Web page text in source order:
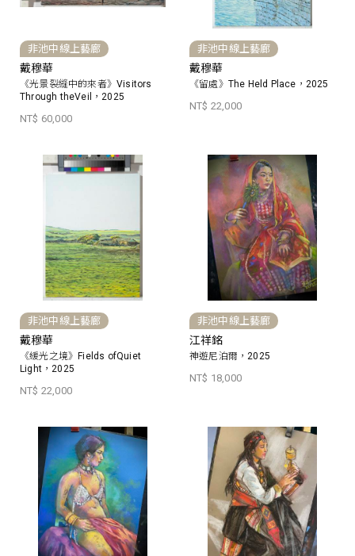
非池中線上藝廊
戴穆華
《光景裂縫中的來者》Visitors
Through theVeil，2025
NT$ 60,000
非池中線上藝廊
戴穆華
《留處》The Held Place，2025
NT$ 22,000
非池中線上藝廊
戴穆華
《緩光之境》Fields ofQuiet
Light，2025
NT$ 22,000
非池中線上藝廊
江祥銘
神遊尼泊爾，2025
NT$ 18,000